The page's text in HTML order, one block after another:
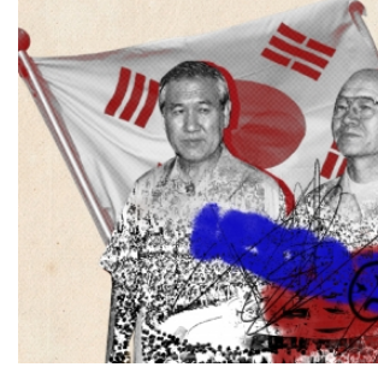
SHARE TWEET LINE